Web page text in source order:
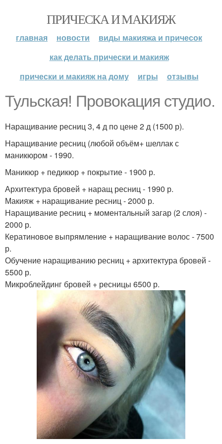
ПРИЧЕСКА И МАКИЯЖ
главная новости
виды макияжа и причесок
как делать прически и макияж
прически и макияж на дому
игры отзывы
Тульская! Провокация студио.
Наращивание ресниц 3, 4 д по цене 2 д (1500 р).
Наращивание ресниц (любой объём+ шеллак с
маникюром - 1990.
Маникюр + педикюр + покрытие - 1900 р.
Архитектура бровей + наращ ресниц - 1990 р.
Макияж + наращивание ресниц - 2000 р.
Наращивание ресниц + моментальный загар (2 слоя) -
2000 р.
Кератиновое выпрямление + наращивание волос - 7500
р.
Обучение наращиванию ресниц + архитектура бровей -
5500 р.
Микроблейдинг бровей + ресницы 6500 р.